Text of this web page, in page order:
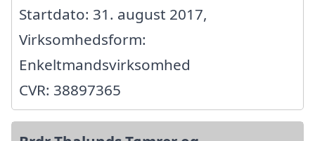
Startdato: 31. august 2017,
Virksomhedsform:
Enkeltmandsvirksomhed
CVR: 38897365